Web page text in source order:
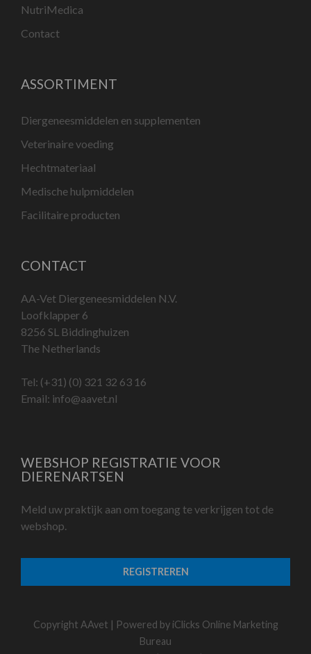
NutriMedica
Contact
ASSORTIMENT
Diergeneesmiddelen en supplementen
Veterinaire voeding
Hechtmateriaal
Medische hulpmiddelen
Facilitaire producten
CONTACT
AA-Vet Diergeneesmiddelen N.V.
Loofklapper 6
8256 SL Biddinghuizen
The Netherlands
Tel: (+31) (0) 321 32 63 16
Email: info@aavet.nl
WEBSHOP REGISTRATIE VOOR
DIERENARTSEN
Meld uw praktijk aan om toegang te verkrijgen tot de
webshop.
REGISTREREN
Copyright AAvet | Powered by iClicks Online Marketing
Bureau